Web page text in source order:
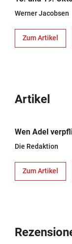
Werner Jacobsen
Zum Artikel
Artikel
Wen Adel
Die Redaktion
Zum Artikel